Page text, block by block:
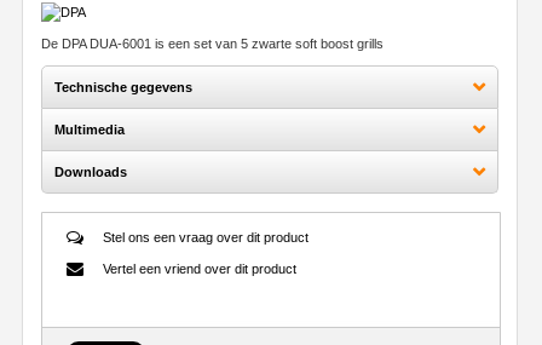
De DPA DUA-6001 is een set van 5 zwarte soft boost grills
Technische gegevens
Multimedia
Downloads
Vertel een vriend over dit product
Stel ons een vraag over dit product